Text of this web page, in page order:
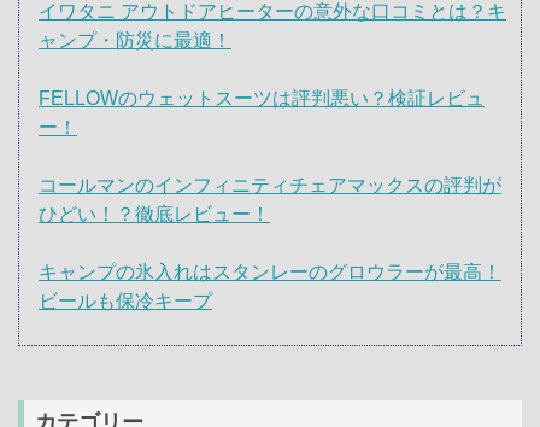
イワタニ アウトドアヒーターの意外な口コミとは？キ
ャンプ・防災に最適！
FELLOWのウェットスーツは評判悪い？検証レビュ
ー！
コールマンのインフィニティチェアマックスの評判が
ひどい！？徹底レビュー！
キャンプの氷入れはスタンレーのグロウラーが最高！
ビールも保冷キープ